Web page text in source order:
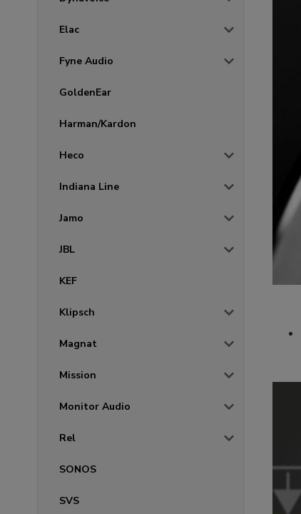
Elac
Fyne Audio
GoldenEar
Harman/Kardon
Heco
Indiana Line
Jamo
JBL
KEF
Klipsch
Magnat
Mission
Monitor Audio
Rel
SONOS
SVS